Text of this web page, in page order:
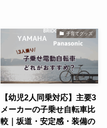
子育てグッズ
【幼児2人同乗対応】主要3
メーカーの子乗せ自転車比
較｜坂道・安定感・装備の